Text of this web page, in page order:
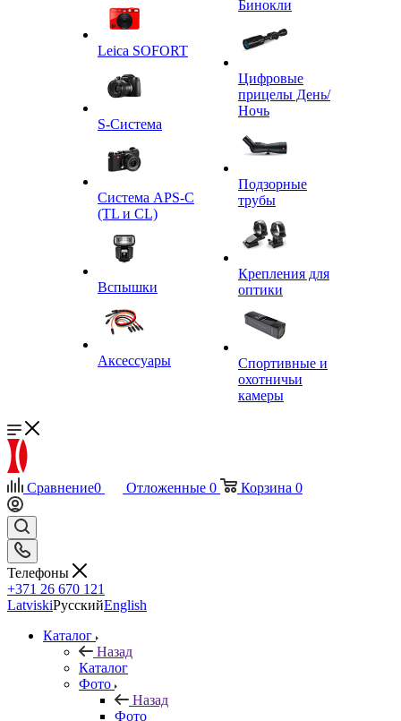
Leica SOFORT
S-Система
Система APS-C
(TL и CL)
Вспышки
Аксессуары
Бинокли
Цифровые
прицелы День/
Ночь
Подзорные
трубы
Крепления для
оптики
Спортивные и
охотничьи
камеры
Сравнение0 Отложенные 0 Корзина 0
Телефоны
+371 26 670 121
LatviskiРусскийEnglish
Каталог
Назад
Каталог
Фото
Назад
Фото